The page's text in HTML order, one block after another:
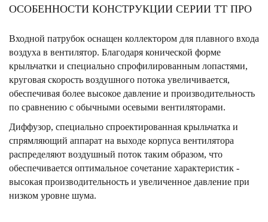
ОСОБЕННОСТИ КОНСТРУКЦИИ СЕРИИ ТТ ПРО
Входной патрубок оснащен коллектором для плавного входа
воздуха в вентилятор. Благодаря конической форме
крыльчатки и специально спрофилированным лопастями,
круговая скорость воздушного потока увеличивается,
обеспечивая более высокое давление и производительность
по сравнению с обычными осевыми вентиляторами.
Диффузор, специально спроектированная крыльчатка и
спрямляющий аппарат на выходе корпуса вентилятора
распределяют воздушный поток таким образом, что
обеспечивается оптимальное сочетание характеристик -
высокая производительность и увеличенное давление при
низком уровне шума.